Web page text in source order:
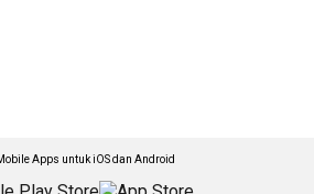
Apps untuk iOS dan Android